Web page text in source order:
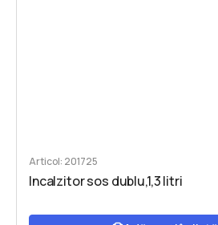
Articol: 201725
Incalzitor sos dublu,1,3 litri